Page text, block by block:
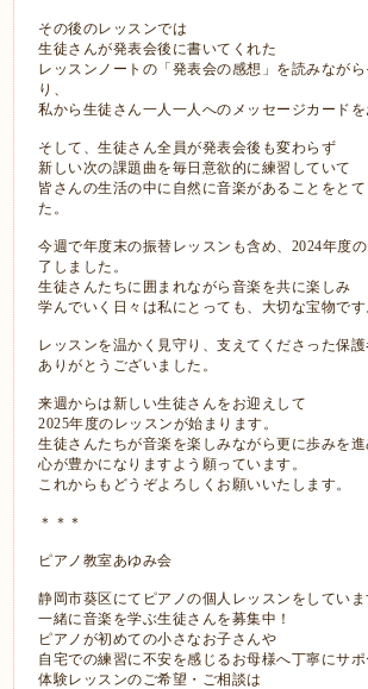
その後のレッスンでは
生徒さんが発表会後に書いてくれた
レッスンノートの「発表会の感想」を読みなが
り、
私から生徒さん一人一人へのメッセージカードを
そして、生徒さん全員が発表会後も変わらず
新しい次の課題曲を毎日意欲的に練習していて
皆さんの生活の中に自然に音楽があることをと
た。
今週で年度末の振替レッスンも含め、2024年度
了しました。
生徒さんたちに囲まれながら音楽を共に楽しみ
学んでいく日々は私にとっても、大切な宝物です
レッスンを温かく見守り、支えてくださった保
ありがとうございました。
来週からは新しい生徒さんをお迎えして
2025年度のレッスンが始まります。
生徒さんたちが音楽を楽しみながら更に歩みを
心が豊かになりますよう願っています。
これからもどうぞよろしくお願いいたします。
＊＊＊
ピアノ教室あゆみ会
静岡市葵区にてピアノの個人レッスンをしていま
一緒に音楽を学ぶ生徒さんを募集中！
ピアノが初めての小さなお子さんや
自宅での練習に不安を感じるお母様へ丁寧にサポ
体験レッスンのご希望・ご相談は